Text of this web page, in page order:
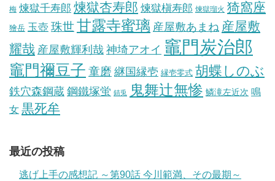
梅 煉獄千寿郎 煉獄杏寿郎 煉獄槇寿郎 煉獄瑠火 猗窩座
獪岳 玉壺 珠世甘露寺蜜璃 産屋敷あまね 産屋敷
耀哉 産屋敷輝利哉 神埼アオイ 竈門炭治郎
竈門禰豆子 童磨 継国縁壱 縁壱零式 胡蝶しのぶ
鉄穴森鋼蔵 鋼鐵塚蛍 錆兎 鬼舞辻無惨 鱗滝左近次 鳴
女 黒死牟
最近の投稿
逃げ上手の感想記 ～第90話 今川範満、その最期～